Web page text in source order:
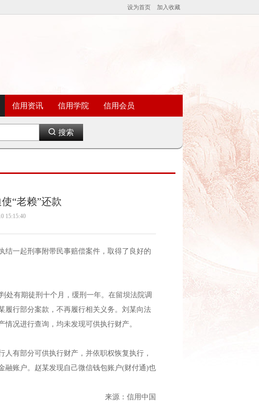
设为首页 加入收藏
信用资讯 信用学院 信用会员
搜索
“老赖”还款
15:15:40
结一起刑事附带民事赔偿案件，取得了良好的
处有期徒刑十个月，缓刑一年。在留坝法院调
履行部分案款，不再履行相关义务。刘某向法
况进行查询，均未发现可供执行财产。
有部分可供执行财产，并依职权恢复执行，
融账户。赵某发现自己微信钱包账户(财付通)也
来源：信用中国